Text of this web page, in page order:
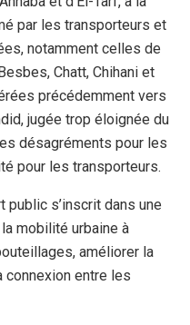
par les transporteurs et
notamment celles de
Chatt, Chihani et
précédemment vers
jugée trop éloignée du
désagréments pour les
pour les transporteurs.
public s’inscrit dans une
mobilité urbaine à
améliorer la
entre les